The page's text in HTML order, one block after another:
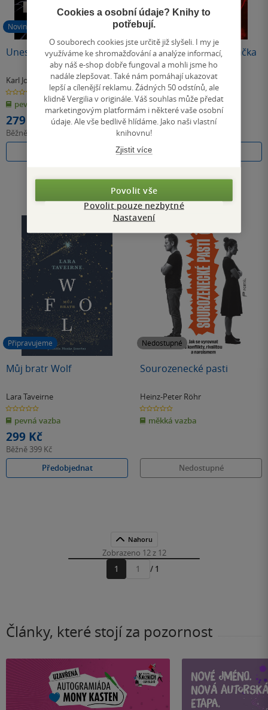
Novinka
Uneseni
Karl Johnsson,Oskar Källner
0.0
z
5
hvězdiček
pevná vazba
279 Kč
Běžně
Připravujeme
Jako lapit divokého ptáčka
Brooke Fast
0.0
z
5
hvězdiček
měkká vazba
369 Kč
Běžně
Připravujeme
Můj bratr Wolf
Lara Taveirne
0.0
z
5
hvězdiček
pevná vazba
299 Kč
Běžně 399 Kč
Předobjednat
Nedostupné
Sourozenecké pasti
Heinz-Peter Röhr
0.0
z
5
hvězdiček
měkká vazba
Nedostupné
Nahoru
Zobrazeno 12 z 12
1
Přejít
/ 1
Články, které stojí za pozornost
Cookies a osobní údaje? Knihy to
potřebují.
O souborech cookies jste určitě již slyšeli. I my je
využíváme ke shromažďování a analýze informací,
aby náš e-shop dobře fungoval a mohli jsme ho
nadále zlepšovat. Také nám pomáhají ukazovat
lepší a cílenější reklamu. Žádných 50 odstínů, ale
klidně Vergilia v originále. Váš souhlas může předat
marketingovým platformám i některé vaše osobní
údaje. Ale vše bedlivě hlídáme. Jako naši vlastní
knihovnu!
Zjistit více
Povolit vše
Povolit pouze nezbytné
Nastavení